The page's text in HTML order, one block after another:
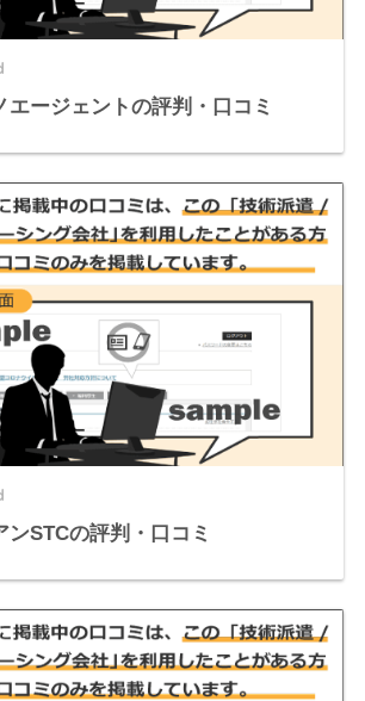
エージェントの評判・口コミ
ンSTCの評判・口コミ